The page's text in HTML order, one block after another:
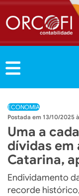
ECONOMIA
13/10/2025
Uma a
dívidas em
Catarina,
Endividamento
recorde